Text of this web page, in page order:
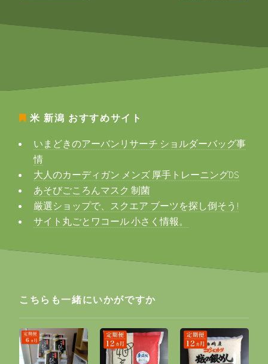
米 新潟 おすすめサイト
いまどきのアーバンリサーチ ショルダーバッグ事
情
大人のカーディガン メンズ 厚手トレーニングDS
あそびごころんマスク 制菌
厳選ショップで、スクエア ブーツを探し倒そう!
サイト丸ごとワコール 小さく情報。
こちらも一緒にいかがですか